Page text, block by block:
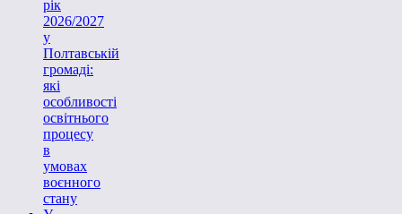
рік
2026/2027
у
Полтавській
громаді:
які
особливості
освітнього
процесу
в
умовах
воєнного
стану